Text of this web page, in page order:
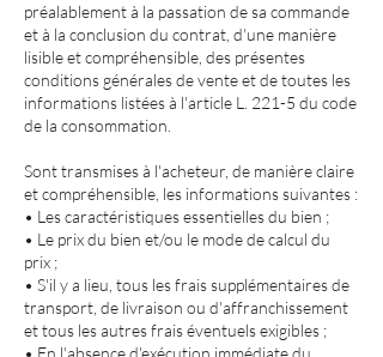
préalablement à la passation de sa commande
et à la conclusion du contrat, d'une manière
lisible et compréhensible, des présentes
conditions générales de vente et de toutes les
informations listées à l'article L. 221-5 du code
de la consommation.
Sont transmises à l'acheteur, de manière claire
et compréhensible, les informations suivantes :
• Les caractéristiques essentielles du bien ;
• Le prix du bien et/ou le mode de calcul du
prix ;
• S'il y a lieu, tous les frais supplémentaires de
transport, de livraison ou d'affranchissement
et tous les autres frais éventuels exigibles ;
• En l'absence d'exécution immédiate du